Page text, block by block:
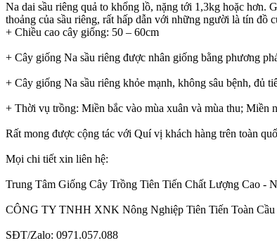
Na dai sầu riêng quả to khổng lồ, nặng tới 1,3kg hoặc
thoảng của sầu riêng, rất hấp dẫn với những người là tín đồ
+ Chiều cao cây giống: 50 – 60cm
+ Cây giống Na sầu riêng được nhân giống bằng phương
+ Cây giống Na sầu riêng khỏe mạnh, không sâu bệnh, đủ
+ Thời vụ trồng: Miền bắc vào mùa xuân và mùa thu; Miền
Rất mong được cộng tác với Quí vị khách hàng trên toàn
Mọi chi tiết xin liên hệ:
Trung Tâm Giống Cây Trồng Tiên Tiến Chất Lượng Cao -
CÔNG TY TNHH XNK Nông Nghiệp Tiên Tiến Toàn
SĐT/Zalo: 0971.057.088